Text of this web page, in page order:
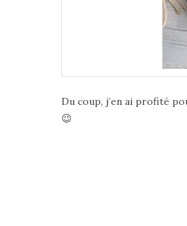
Du coup, j’en ai profité
😉